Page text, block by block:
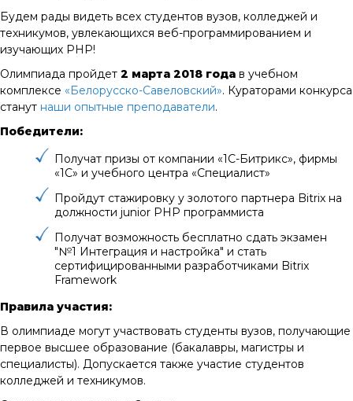
Будем рады видеть всех студентов вузов, колледжей и
техникумов, увлекающихся веб-программированием и
изучающих PHP!
Олимпиада пройдет 2 марта 2018 года в учебном
комплексе «Белорусско-Савеловский». Кураторами конкурса
станут наши опытные преподаватели.
Победители:
Получат призы от компании «1С-Битрикс», фирмы
«1С» и учебного центра «Специалист»
Пройдут стажировку у золотого партнера Bitrix на
должности junior PHP программиста
Получат возможность бесплатно сдать экзамен
"№1 Интеграция и настройка" и стать
сертифицированными разработчиками Bitrix
Framework
Правила участия:
В олимпиаде могут участвовать студенты вузов, получающие
первое высшее образование (бакалавры, магистры и
специалисты). Допускается также участие студентов
колледжей и техникумов.